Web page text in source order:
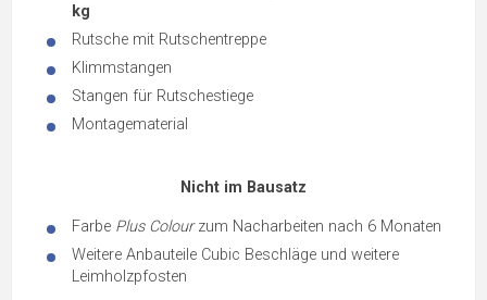
kg
Rutsche mit Rutschentreppe
Klimmstangen
Stangen für Rutschestiege
Montagematerial
Nicht im Bausatz
Farbe Plus Colourzum Nacharbeiten nach 6 Monaten
Weitere Anbauteile Cubic Beschläge und weitere
Leimholzpfosten